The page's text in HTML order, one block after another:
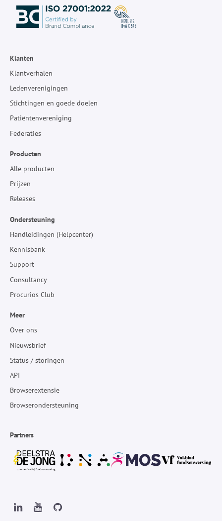
Klanten
Klantverhalen
Ledenverenigingen
Stichtingen en goede doelen
Patiëntenvereniging
Federaties
Producten
Alle producten
Prijzen
Releases
Ondersteuning
Handleidingen (Helpcenter)
Kennisbank
Support
Consultancy
Procurios Club
Meer
Over ons
Nieuwsbrief
Status / storingen
API
Browserextensie
Browserondersteuning
Partners